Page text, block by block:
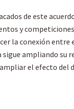
de este
y
la conexión
ampliando su
el efecto del